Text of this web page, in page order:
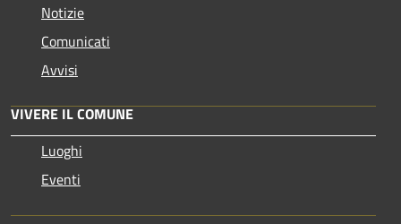
Notizie
Comunicati
Avvisi
VIVERE IL COMUNE
Luoghi
Eventi